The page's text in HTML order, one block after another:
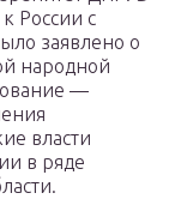
России с
заявлено о
народной
—
власти
в ряде